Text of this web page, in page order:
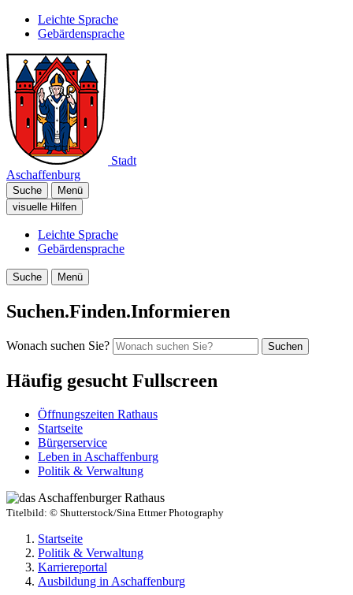
Leichte Sprache
Gebärdensprache
Stadt
Aschaffenburg
Suche
Menü
visuelle Hilfen
Leichte Sprache
Gebärdensprache
Suche Menü
Suchen.Finden.Informieren
Wonach suchen Sie? Suchen
Häufig gesucht Fullscreen
Öffnungszeiten Rathaus
Startseite
Bürgerservice
Leben in Aschaffenburg
Politik & Verwaltung
Titelbild: © Shutterstock/Sina Ettmer Photography
Startseite
Politik & Verwaltung
Karriereportal
Ausbildung in Aschaffenburg